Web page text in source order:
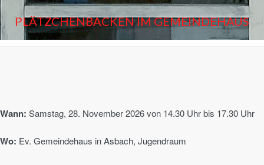
PLÄTZCHENBACKEN IM GEMEINDEHAUS
Wann: Samstag, 28. November 2026 von 14.30 Uhr bis 17.30 Uhr
Wo: Ev. Gemeindehaus in Asbach, Jugendraum